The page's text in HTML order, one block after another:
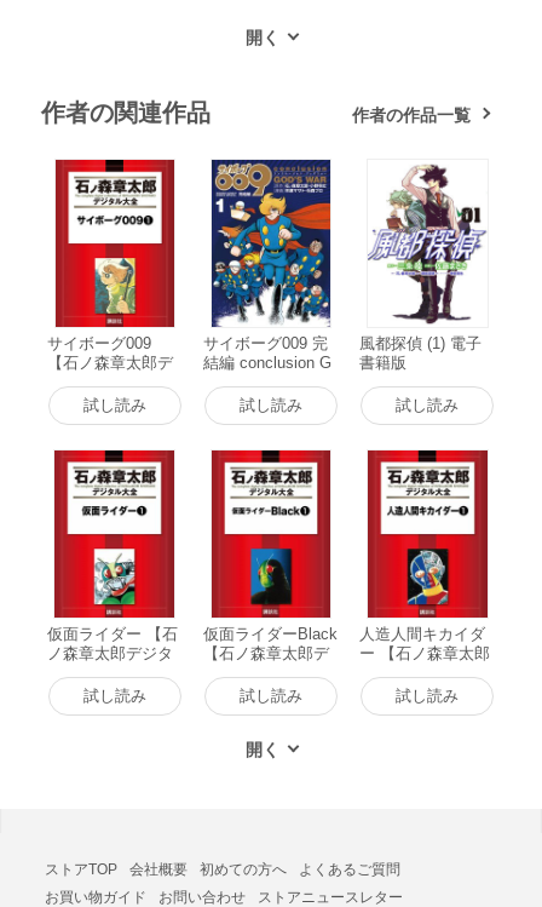
作者の関連作品 作者の作品一覧
サイボーグ009
【石ノ森章太郎デ
ジタル大全】 (1)
電子書籍版
試し読み
サイボーグ009 完
結編 conclusion G
OD’S WAR (1) 電
子書籍版試し読み
風都探偵 (1) 電子
書籍版
試し読み
仮面ライダー 【石
ノ森章太郎デジタ
ル大全】 (1) 電子
書籍版試し読み
仮面ライダーBlack
【石ノ森章太郎デ
ジタル大全】 (1)
電子書籍版
試し読み
人造人間キカイダ
ー 【石ノ森章太郎
デジタル大全】 (1)
電子書籍版
試し読み
ストアTOP 会社概要 初めての方へ
よくあるご質問
お買い物ガイド
お問い合わせ ストアニュースレター